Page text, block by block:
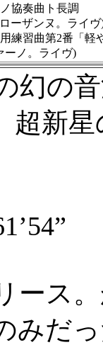
協奏曲ト長調
ーザンヌ。ライヴ
練習曲第2番「軽
ノ。ライヴ)
幻の
新星
ース
みだ